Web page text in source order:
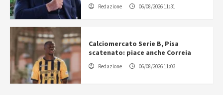
Redazione 06/08/2026 11:31
Calciomercato Serie B, Pisa
scatenato: piace anche Correia
Redazione 06/08/2026 11:03